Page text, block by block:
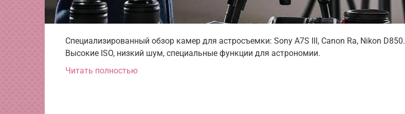
Специализированный обзор камер для астросъемки: Sony A7S III, Canon Ra, Nikon D850.
Высокие ISO, низкий шум, специальные функции для астрономии.
Читать полностью